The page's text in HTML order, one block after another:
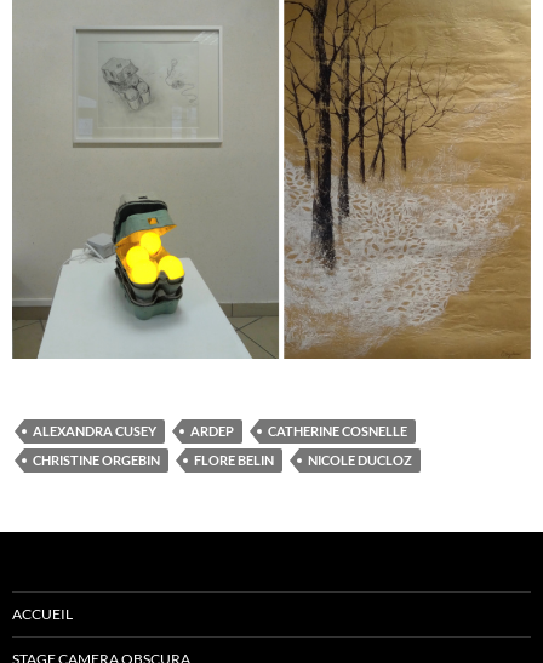
ALEXANDRA CUSEY ARDEP
CATHERINE COSNELLE
CHRISTINE ORGEBIN
FLORE BELIN NICOLE DUCLOZ
ACCUEIL
STAGE CAMERA OBSCURA